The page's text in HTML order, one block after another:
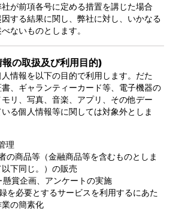
が前項各号に定める措置を講じた場合
する結果に関し、弊社に対し、いかなる
ないものとします。
の取扱及び利用目的)
情報を以下の目的で利用します。だた
、ギャランティーカード等、電子機器の
リ、写真、音楽、アプリ、その他デー
る個人情報等に関しては対象外としま
理
の商品等（金融商品等を含むものとしま
下同じ。）の販売
賞企画、アンケートの実施
を必要とするサービスを利用するにあた
業の簡素化